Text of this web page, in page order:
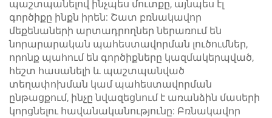
պաշտպանելով ինչպես մուտքը, այնպես էլ
գործիքը ինքն իրեն: Շատ բռնակավոր
մեքենաների արտադրողներ ներառում են
նորարարական պահեստավորման լուծումներ,
որոնք պահում են գործիքները կազմակերպված,
հեշտ հասանելի և պաշտպանված
տեղափոխման կամ պահեստավորման
ընթացքում, ինչը նվազեցնում է առանձին մասերի
կորցնելու հավանականությունը: Բռնակավոր